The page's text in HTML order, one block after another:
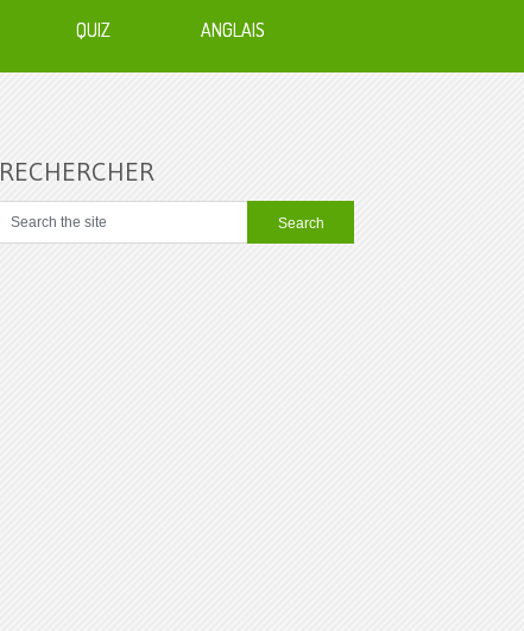
QUIZ ANGLAIS
RECHERCHER